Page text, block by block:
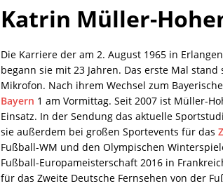
Katrin Müller-
Die Karriere der am 2. August 1965 in
begann sie mit 23 Jahren. Das erste Mal
Mikrofon. Nach ihrem Wechsel zum
Bayern 1 am Vormittag. Seit 2007 ist Müller-
Einsatz. In der Sendung das aktuelle
sie außerdem bei großen Sportevents für das
Fußball-WM und den Olympischen
Fußball-Europameisterschaft 2016 in
für das Zweite Deutsche Fernsehen von der